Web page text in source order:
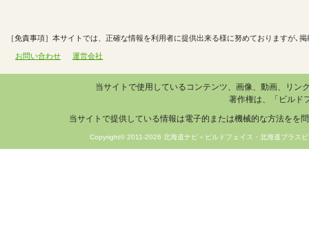
［免責事項］本サイトでは、正確な情報を利用者に提供出来る様に努めておりますが､
お問い合わせ 運営会社
当サイトで使用しているコンテンツ、画像、動画、リ
著作権は、「ビルド
当サイトで提供している情報は電子的または機械的な方法をを
Copyright© 2011-2026 北海道ナビ＜ビルドフェイス・北海道プラ